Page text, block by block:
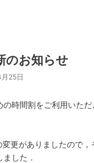
割について
のお知らせ
25日
時間割をご利用いただ
更がありましたので，
した．